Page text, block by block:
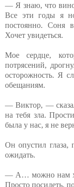
— Я знаю, что
Все эти годы я
постоянно. Соня
Хочет увидеться.
Мое сердце,
потрясений,
осторожность. Я
обещаниям.
— Виктор, —
на тебя зла.
была у нас, я не
Он опустил глаза,
ожидать.
— А… можно нам
Просто посидеть,